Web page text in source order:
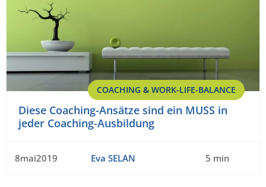
COACHING & WORK-LIFE-BALANCE
Diese Coaching-Ansätze sind ein MUSS in
jeder Coaching-Ausbildung
8mai2019 Eva SELAN 5 min